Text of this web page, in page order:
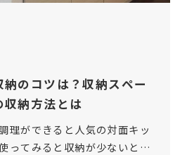
のコツは？収納スペー
収納方法とは
理ができると人気の対面キッ
ってみると収納が少ないとお